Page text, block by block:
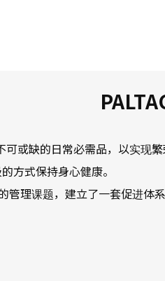
可或缺的日常必需品，以实现
方式保持身心健康。
管理课题，建立了一套促进体